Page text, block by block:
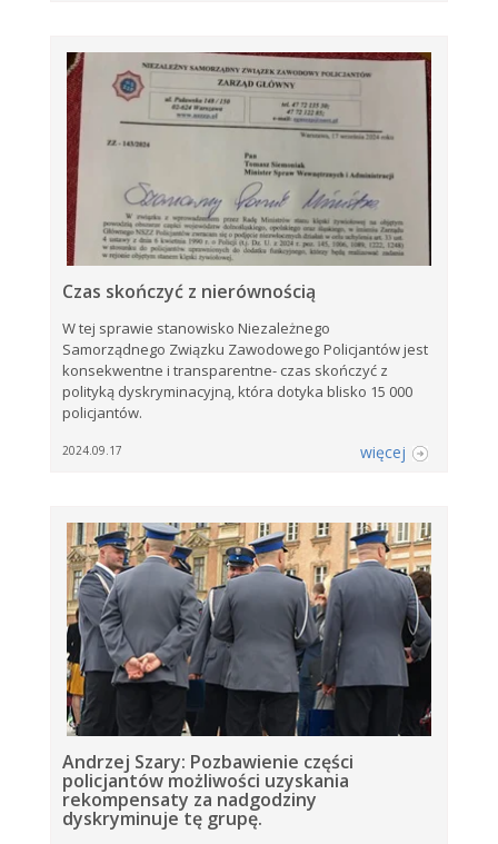
Czas skończyć z nierównością
W tej sprawie stanowisko Niezależnego
Samorządnego Związku Zawodowego Policjantów jest
konsekwentne i transparentne- czas skończyć z
polityką dyskryminacyjną, która dotyka blisko 15 000
policjantów.
2024.09.17 więcej
Andrzej Szary: Pozbawienie części
policjantów możliwości uzyskania
rekompensaty za nadgodziny
dyskryminuje tę grupę.